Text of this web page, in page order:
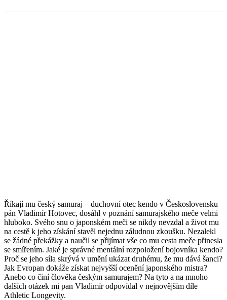
Říkají mu český samuraj – duchovní otec kendo v Československu
pán Vladimír Hotovec, dosáhl v poznání samurajského meče velmi
hluboko. Svého snu o japonském meči se nikdy nevzdal a život mu
na cestě k jeho získání stavěl nejednu záludnou zkoušku. Nezalekl
se žádné překážky a naučil se přijímat vše co mu cesta meče přinesla
se smířením. Jaké je správné mentální rozpoložení bojovníka kendo?
Proč se jeho síla skrývá v umění ukázat druhému, že mu dává šanci?
Jak Evropan dokáže získat nejvyšší ocenění japonského mistra?
Anebo co činí člověka českým samurajem? Na tyto a na mnoho
dalších otázek mi pan Vladimír odpovídal v nejnovějším díle
Athletic Longevity.